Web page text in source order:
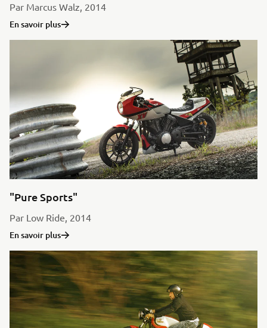
Par Marcus Walz, 2014
En savoir plus
"Pure Sports"
Par Low Ride, 2014
En savoir plus